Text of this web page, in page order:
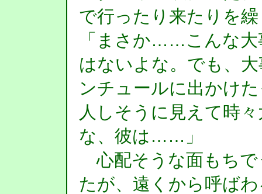
で行ったり来たりを
「まさか……こんな
はないよな。でも、
ンチュールに出かけ
人しそうに見えて時
な、彼は……」
心配そうな面もちで
たが、遠くから呼ば